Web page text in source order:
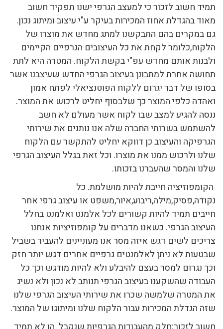
תמיד חשוב לזכור כי למעצב הגרפי ישנו תפקיד חשוב
מאוד בהגדלת אחוז המכירות בעיקר ע"י עיצוב ומיתוג נכון.
גם במקרים בהם התבקשנו למתג מחדש את מוצרו של
הלקוח,כלומר לקחת את כל העיצובים הגרפיים הקיימים
ולבנות אותם מחדש עפ"י בקשת הלקוח. המטרה היא לתת
תחושה אחרת למתבונן בעיצוב הגרפי החדש שעיצבנו אשר
בסופו של דבר יגרום ללקוח הפוטנציאלי לפתח אמון
ואהדה כלפי המוצר כך שלבסוף יחליט לרכוש את המוצר.
ננסה להגיע למצב שבו לקוח אשר מעולם לא חשב
להשתמש בשרותי החברה שלה אנו נותנים את שירותי
הגרפיקה והעיצוב כן דווקא יחליט להתקשר עם הלקוח
שלנו ולרכוש ממנו את מוצרו. וכל זאת בגלל העיצוב הגרפי
שלנו והמסר שהעברנו בזכותו.
הקומפוזיציה חייבת להיות מושלמת. כל
נקודה,פסיק,מילה,ריבוע,איור,משפט או עיצוב גרפי אחר
חייבים תמיד להיות קשורים לכל אלמנט ואלמנט בחלל
העיצוב הגרפי. כשאנו מדברים על קומפוזיציות אנחנו
צריכים לשים דגש איזה מסר אנו מעוניינים להעביר בשביל
שבטעות לא ניתן לאלמנטים גרפיים אחרים דגש יותר חזק
וכך נגרום למסר בעצם להיבלע ולא להיות מודגש וכך כל
העבודה שהשקענו בעיצוב הגרפי תנותב לא נכון ולא נשיג
את המטרה שלמשה שכרו את שירותי העיצוב הגרפי שלנו
שזה הגדלת המכירות עבור הלקוח שלנו ומיתוגו של המוצר.